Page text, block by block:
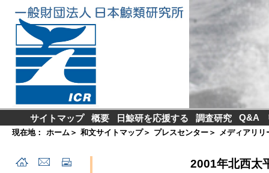
サイトマップ 概要 日鯨研を応援する 調査研究 Q&A
現在地： ホーム ＞ 和文サイトマップ＞ プレスセンター ＞ メディアリリ
2001年北西太